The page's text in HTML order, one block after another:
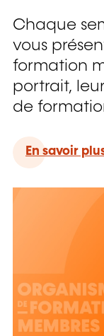
Chaque
vous
formation
portrait,
de
En savoir